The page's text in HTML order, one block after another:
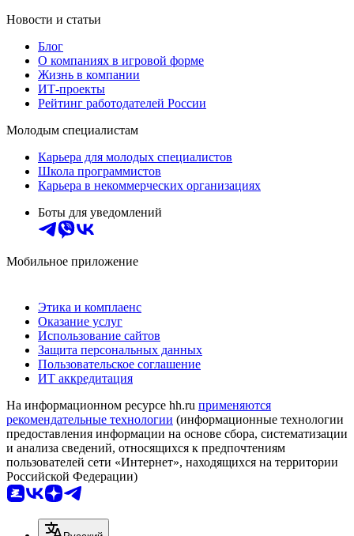
Новости и статьи
Блог
О компаниях в игровой форме
Жизнь в компании
ИТ-проекты
Рейтинг работодателей России
Молодым специалистам
Карьера для молодых специалистов
Школа программистов
Карьера в некоммерческих организациях
Боты для уведомлений
Мобильное приложение
Этика и комплаенс
Оказание услуг
Использование сайтов
Защита персональных данных
Пользовательское соглашение
ИТ аккредитация
На информационном ресурсе hh.ru применяются
рекомендательные технологии (информационные технологии
предоставления информации на основе сбора, систематизации
и анализа сведений, относящихся к предпочтениям
пользователей сети «Интернет», находящихся на территории
Российской Федерации)